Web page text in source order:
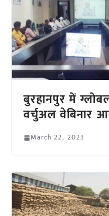
बुरहानपुर में
वर्चुअल वेबिनार
March 22, 2023